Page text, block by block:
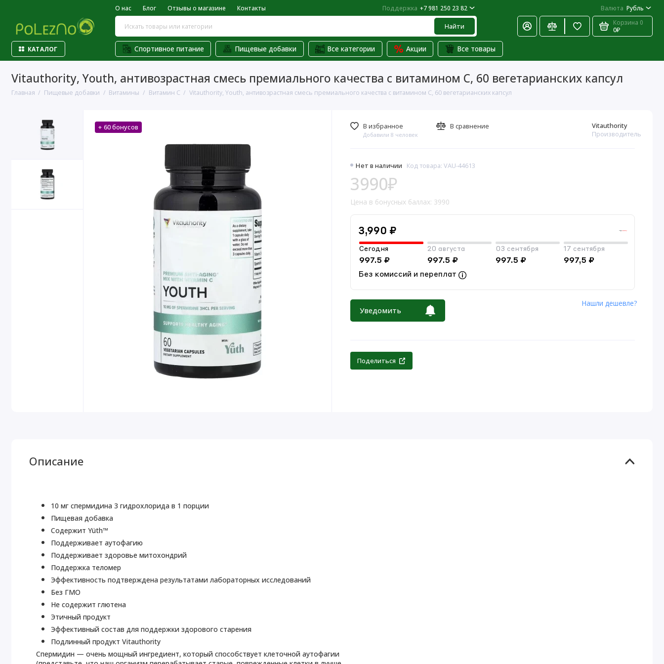
О нас Блог Отзывы о магазине Контакты Поддержка +7 981 250 23 82 Валюта Рубль
Найти Корзина 0
0₽
КАТАЛОГ Спортивное питание Пищевые добавки Все категории Акции Все товары
Vitauthority, Youth, антивозрастная смесь премиального качества с витамином C, 60 вегетарианских капсул
Главная Пищевые добавки Витамины Витамин С Vitauthority, Youth, антивозрастная смесь премиального качества с витамином C, 60 вегетарианских капсул
+ 60 бонусов
Нет в наличии Код товара: VAU-44613
Vitauthority
Производитель
3990₽
Цена в бонусных баллах: 3990
3,990 ₽
Сегодня
997.5 ₽
20 августа
997.5 ₽
03 сентября
997.5 ₽
17 сентября
997,5 ₽
Без комиссий и переплат
Уведомить
Нашли дешевле?
В избранное
Добавили 8 человек
В сравнение
Поделиться
Описание
10 мг спермидина 3 гидрохлорида в 1 порции
Пищевая добавка
Содержит Yüth™
Поддерживает аутофагию
Поддерживает здоровье митохондрий
Поддержка теломер
Эффективность подтверждена результатами лабораторных исследований
Без ГМО
Не содержит глютена
Этичный продукт
Эффективный состав для поддержки здорового старения
Подлинный продукт Vitauthority
Спермидин — очень мощный ингредиент, который способствует клеточной аутофагии